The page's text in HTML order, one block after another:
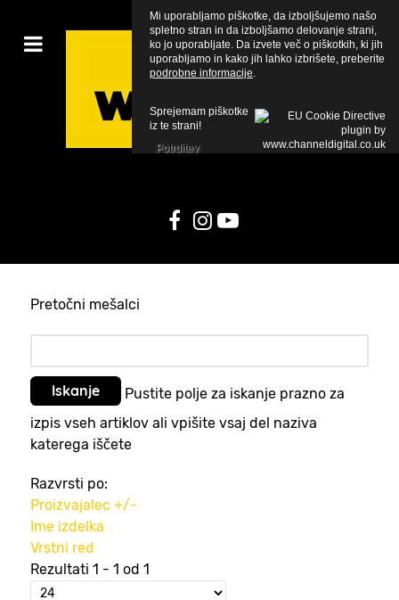
Pretočni mešalci
Pustite polje za iskanje prazno za
izpis vseh artiklov ali vpišite vsaj del naziva
katerega iščete
Razvrsti po:
Proizvajalec +/-
Ime izdelka
Vrstni red
Rezultati 1 - 1 od 1
Mi uporabljamo piškotke, da izboljšujemo našo
spletno stran in da izboljšamo delovanje strani,
ko jo uporabljate. Da izvete več o piškotkih, ki jih
uporabljamo in kako jih lahko izbrišete, preberite
podrobne informacije.
Sprejemam piškotke
iz te strani!
Potrditev